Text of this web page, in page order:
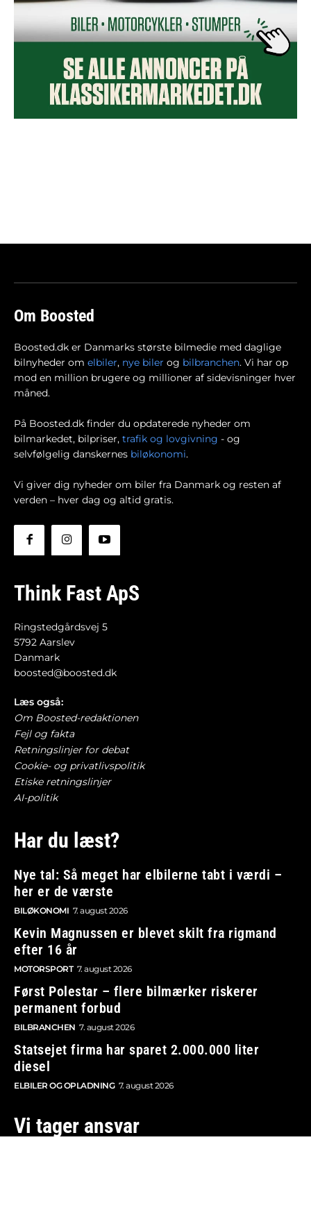
Om Boosted
Boosted.dk er Danmarks største bilmedie med daglige
bilnyheder om elbiler, nye biler og bilbranchen. Vi har op
mod en million brugere og millioner af sidevisninger hver
måned.
På Boosted.dk finder du opdaterede nyheder om
bilmarkedet, bilpriser, trafik og lovgivning - og
selvfølgelig danskernes biløkonomi.
Vi giver dig nyheder om biler fra Danmark og resten af
verden – hver dag og altid gratis.
Think Fast ApS
Ringstedgårdsvej 5
5792 Aarslev
Danmark
boosted@boosted.dk
Læs også:
Om Boosted-redaktionen
Fejl og fakta
Retningslinjer for debat
Cookie- og privatlivspolitik
Etiske retningslinjer
AI-politik
Har du læst?
Nye tal: Så meget har elbilerne tabt i værdi –
her er de værste
BILØKONOMI 7. august 2026
Kevin Magnussen er blevet skilt fra rigmand
efter 16 år
MOTORSPORT 7. august 2026
Først Polestar – flere bilmærker riskerer
permanent forbud
BILBRANCHEN 7. august 2026
Statsejet firma har sparet 2.000.000 liter
diesel
ELBILER OG OPLADNING 7. august 2026
Vi tager ansvar